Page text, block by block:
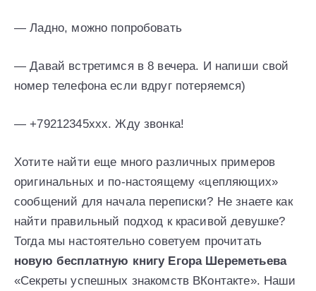
— Ладно, можно попробовать
— Давай встретимся в 8 вечера. И напиши свой
номер телефона если вдруг потеряемся)
— +79212345ххх. Жду звонка!
Хотите найти еще много различных примеров
оригинальных и по-настоящему «цепляющих»
сообщений для начала переписки? Не знаете как
найти правильный подход к красивой девушке?
Тогда мы настоятельно советуем прочитать
новую бесплатную книгу Егора Шереметьева
«Секреты успешных знакомств ВКонтакте». Наши